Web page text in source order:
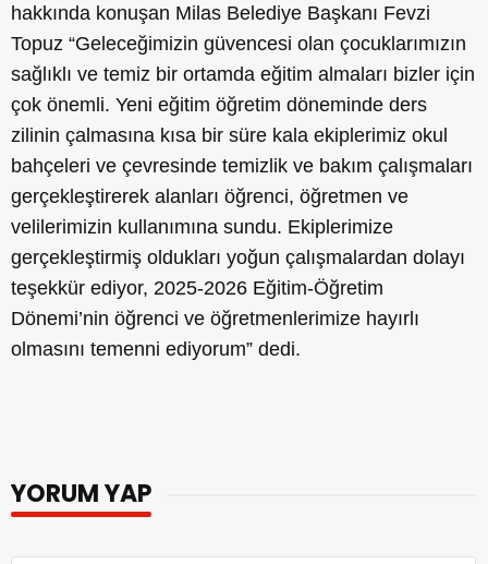
hakkında konuşan Milas Belediye Başkanı Fevzi
Topuz “Geleceğimizin güvencesi olan çocuklarımızın
sağlıklı ve temiz bir ortamda eğitim almaları bizler için
çok önemli. Yeni eğitim öğretim döneminde ders
zilinin çalmasına kısa bir süre kala ekiplerimiz okul
bahçeleri ve çevresinde temizlik ve bakım çalışmaları
gerçekleştirerek alanları öğrenci, öğretmen ve
velilerimizin kullanımına sundu. Ekiplerimize
gerçekleştirmiş oldukları yoğun çalışmalardan dolayı
teşekkür ediyor, 2025-2026 Eğitim-Öğretim
Dönemi’nin öğrenci ve öğretmenlerimize hayırlı
olmasını temenni ediyorum” dedi.
YORUM YAP